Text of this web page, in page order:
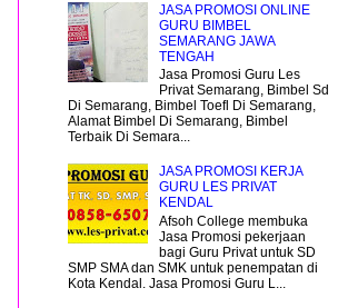
JASA PROMOSI ONLINE
GURU BIMBEL
SEMARANG JAWA
TENGAH
Jasa Promosi Guru Les
Privat Semarang, Bimbel Sd
Di Semarang, Bimbel Toefl Di Semarang,
Alamat Bimbel Di Semarang, Bimbel
Terbaik Di Semara...
JASA PROMOSI KERJA
GURU LES PRIVAT
KENDAL
Afsoh College membuka
Jasa Promosi pekerjaan
bagi Guru Privat untuk SD
SMP SMA dan SMK untuk penempatan di
Kota Kendal. Jasa Promosi Guru L...